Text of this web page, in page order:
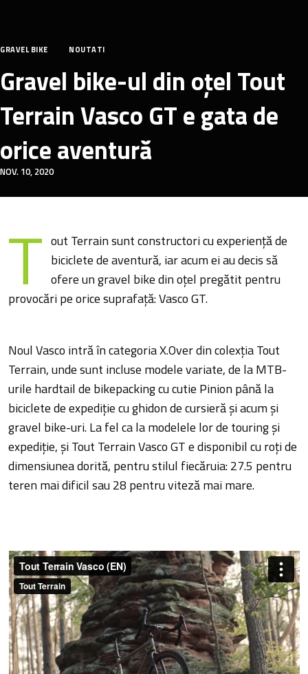
GRAVEL BIKE NOUTATI
Gravel bike-ul din oțel Tout
Terrain Vasco GT e gata de
orice aventură
NOV. 10, 2020
T out Terrain sunt constructori cu experiență de
biciclete de aventură, iar acum ei au decis să
ofere un gravel bike din oțel pregătit pentru
provocări pe orice suprafață: Vasco GT.
Noul Vasco intră în categoria X.Over din colexția Tout
Terrain, unde sunt incluse modele variate, de la MTB-
urile hardtail de bikepacking cu cutie Pinion până la
biciclete de expediție cu ghidon de cursieră și acum și
gravel bike-uri. La fel ca la modelele lor de touring și
expediție, și Tout Terrain Vasco GT e disponibil cu roți de
dimensiunea dorită, pentru stilul fiecăruia: 27.5 pentru
teren mai dificil sau 28 pentru viteză mai mare.